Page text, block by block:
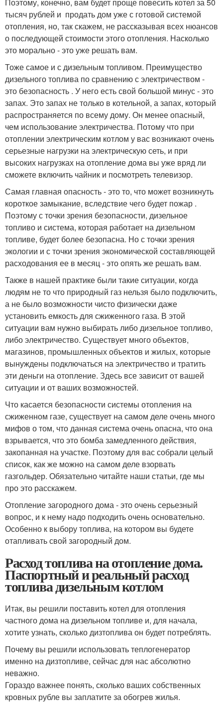
тысяч рублей и продать дом уже с готовой системой
отопления, но, так скажем, не рассказывая всех нюансов
о последующей стоимости этого отопления. Насколько
это морально - это уже решать вам.
Тоже самое и с дизельным топливом. Преимущество
дизельного топлива по сравнению с электричеством -
это безопасность . У него есть свой большой минус - это
запах. Это запах не только в котельной, а запах, который
распространяется по всему дому. Он менее опасный,
чем использование электричества. Потому что при
отоплении электрическим котлом у вас возникают очень
серьезные нагрузки на электрическую сеть, и при
высоких нагрузках на отопление дома вы уже вряд ли
сможете включить чайник и посмотреть телевизор.
Самая главная опасность - это то, что может возникнуть
короткое замыкание, вследствие чего будет пожар .
Поэтому с точки зрения безопасности, дизельное
топливо и система, которая работает на дизельном
топливе, будет более безопасна. Но с точки зрения
экологии и с точки зрения экономической составляющей
расходования ее в месяц - это опять же решать вам.
Также в нашей практике были такие ситуации, когда
людям не то что природный газ нельзя было подключить,
а не было возможности чисто физически даже
установить емкость для сжиженного газа. В этой
ситуации вам нужно выбирать либо дизельное топливо,
либо электричество. Существует много объектов,
магазинов, промышленных объектов и жилых, которые
вынуждены подключаться на электричество и тратить
эти деньги на отопление. Здесь все зависит от вашей
ситуации и от ваших возможностей.
Что касается безопасности системы отопления на
сжиженном газе, существует на самом деле очень много
мифов о том, что данная система очень опасна, что она
взрывается, что это бомба замедленного действия,
закопанная на участке. Поэтому для вас собрали целый
список, как же можно на самом деле взорвать
газгольдер. Обязательно читайте наши статьи, где мы
про это расскажем.
Отопление загородного дома - это очень серьезный
вопрос, и к нему надо подходить очень основательно.
Особенно к выбору топлива, на котором вы будете
отапливать свой загородный дом.
Расход топлива на отопление дома.
Паспортный и реальный расход
топлива дизельным котлом
Итак, вы решили поставить котел для отопления
частного дома на дизельном топливе и, для начала,
хотите узнать, сколько дизтоплива он будет потреблять.
Почему вы решили использовать теплогенератор
именно на дизтопливе, сейчас для нас абсолютно
неважно.
Гораздо важнее понять, сколько ваших собственных
кровных рубле вы заплатите за обогрев жилья.